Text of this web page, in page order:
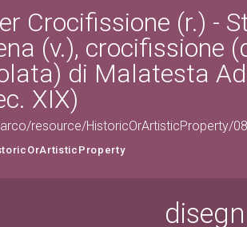
Crocifissione (r.) -
(v.), crocifissione
di Malatesta
XIX)
resource/HistoricOrArtisticProperty/